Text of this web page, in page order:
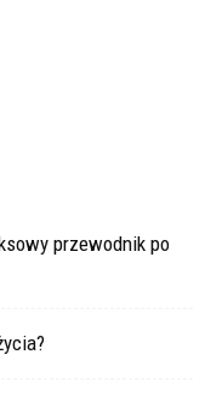
przewodnik po